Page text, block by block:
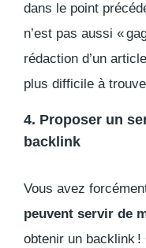
dans le point
n’est pas aussi «
rédaction d’un
plus difficile à
4. Proposer un
backlink
Vous avez
peuvent servir de
obtenir un backlink !